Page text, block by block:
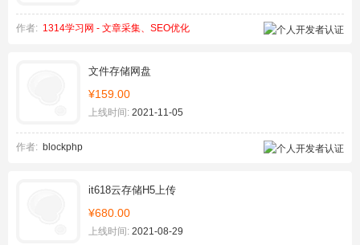
作者: 1314学习网 - 文章采集、SEO优化
文件存储网盘
¥159.00
上线时间: 2021-11-05
作者: blockphp
it618云存储H5上传
¥680.00
上线时间: 2021-08-29